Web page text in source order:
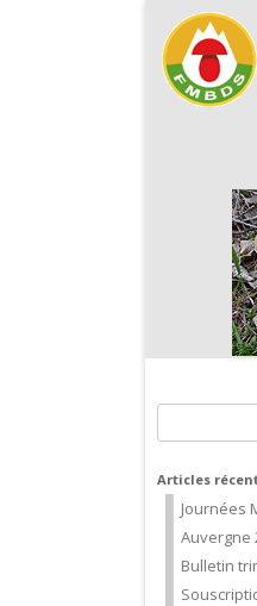
Rechercher :
Articles
Journées
Auvergne
Bulletin